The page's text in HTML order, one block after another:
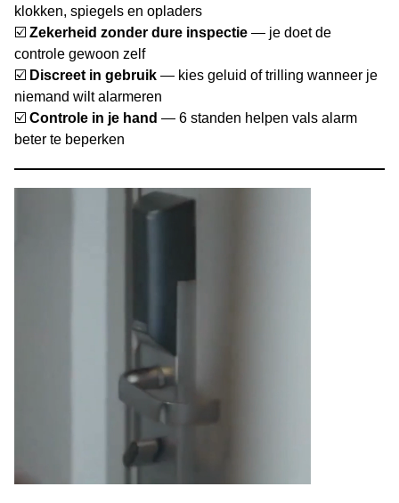
klokken, spiegels en opladers
☑️ Zekerheid zonder dure inspectie — je doet de
controle gewoon zelf
☑️ Discreet in gebruik — kies geluid of trilling wanneer je
niemand wilt alarmeren
☑️ Controle in je hand — 6 standen helpen vals alarm
beter te beperken